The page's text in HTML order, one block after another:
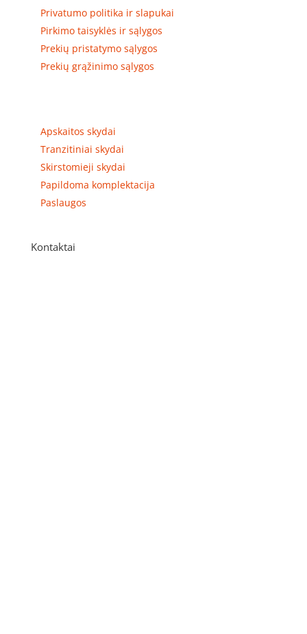
Privatumo politika ir slapukai
Pirkimo taisyklės ir sąlygos
Prekių pristatymo sąlygos
Prekių grąžinimo sąlygos
Apskaitos skydai
Tranzitiniai skydai
Skirstomieji skydai
Papildoma komplektacija
Paslaugos
Kontaktai